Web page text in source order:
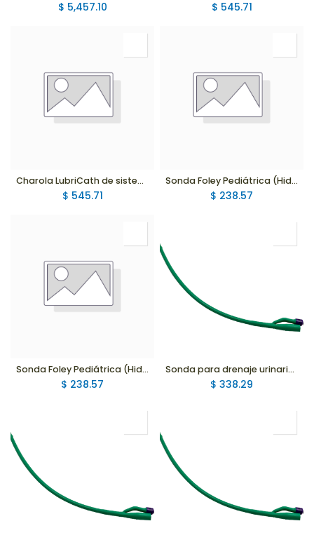
$ 5,457.10 $ 545.71
Charola LubriCath de sistema cerrado con sonda de latex con hidrogel para drenaje urinario 14Fr, 2 vías globo 5cc
$ 545.71
Sonda Foley Pediátrica (Hidrofílica) 2 Vías Globo 5ml, 10Fr
$ 238.57
Sonda Foley Pediátrica (Hidrofílica) 2 Vías Globo 3ml, 8Fr
$ 238.57
Sonda para drenaje urinario Silastic Hidrofílica 2 Vías Globo 30ml, 26Fr
$ 338.29